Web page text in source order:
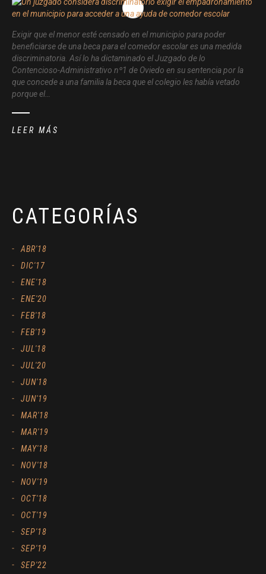
Exigir que el menor esté censado en el municipio para poder
beneficiarse de una beca para el comedor escolar es una medida
discriminatoria. Así lo ha dictaminado el Juzgado de lo
Contencioso-Administrativo nº1 de Oviedo en su sentencia por la
que concede a una familia la beca que el colegio les había vetado
porque el…
LEER MÁS
CATEGORÍAS
ABR'18
DIC'17
ENE'18
ENE'20
FEB'18
FEB'19
JUL'18
JUL'20
JUN'18
JUN'19
MAR'18
MAR'19
MAY'18
NOV'18
NOV'19
OCT'18
OCT'19
SEP'18
SEP'19
SEP'22